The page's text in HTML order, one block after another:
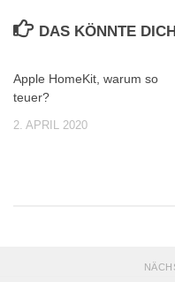
DAS KÖNNTE
Apple HomeKit, warum so
teuer?
2. APRIL 2020